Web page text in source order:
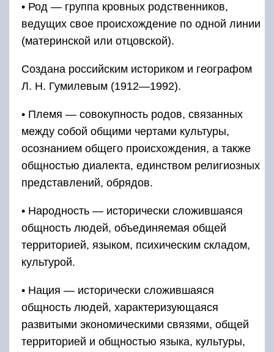
• Род — группа кровных родственников,
ведущих свое происхождение по одной линии
(материнской или отцовской).
Создана российским историком и географом
Л. Н. Гумилевым (1912—1992).
• Племя — совокупность родов, связанных
между собой общими чертами культуры,
осознанием общего происхождения, а также
общностью диалекта, единством религиозных
представлений, обрядов.
• Народность — исторически сложившаяся
общность людей, объединяемая общей
территорией, языком, психическим складом,
культурой.
• Нация — исторически сложившаяся
общность людей, характеризующаяся
развитыми экономическими связями, общей
территорией и общностью языка, культуры,